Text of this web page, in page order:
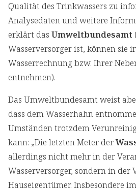
Qualität des Trinkwassers zu
Analysedaten und weitere
erklärt das Umweltbundesamt
Wasserversorger ist, können sie
Wasserrechnung bzw. Ihrer
entnehmen).
Das Umweltbundesamt weist
dass dem Wasserhahn
Umständen trotzdem
kann: „Die letzten Meter der
allerdings nicht mehr in der
Wasserversorger, sondern in
Hauseigentümer. Insbesondere